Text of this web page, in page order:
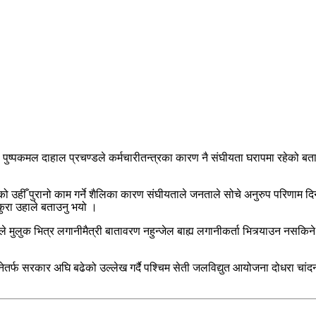
पुष्पकमल दाहाल प्रचण्डले कर्मचारीतन्त्रका कारण नै संघीयता घरापमा
उहीँ पुरानो काम गर्ने शैलिका कारण संघीयताले जनताले सोचे अनुरुप परिणाम
उहाले बताउनु भयो ।
भित्र लगानीमैत्री बातावरण नहुन्जेल बाह्य लगानीकर्ता भित्र्याउन
सरकार अघि बढेको उल्लेख गर्दै पश्चिम सेती जलविद्युत आयोजना दोधरा